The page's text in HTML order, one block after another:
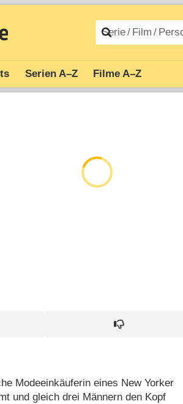
Serien A–Z Filme A–Z
Modeeinkäuferin eines New Yorker
und gleich drei Männern den Kopf